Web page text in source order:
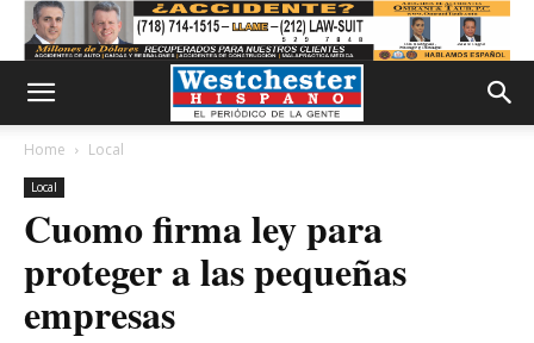
Home Local
Local
Cuomo firma ley para
proteger a las pequeñas
empresas